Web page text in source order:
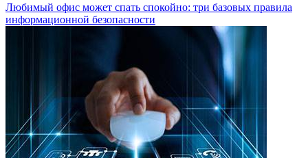
Любимый офис может спать спокойно: три базовых правила
информационной безопасности